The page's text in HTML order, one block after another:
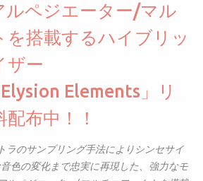
ルペジエーター/マル
を搭載するハイブリッ
ザー
Elements」リ
布中！！
ラのサンプリング手法によりシンセサイ
色の変化まで忠実に再現した、強力なモ